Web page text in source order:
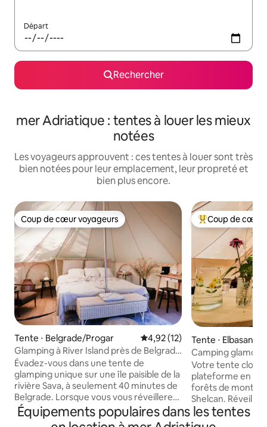
Départ
Rechercher
mer Adriatique : tentes à louer les mieux
notées
Les voyageurs approuvent : ces tentes à louer sont très
bien notées pour leur emplacement, leur propreté et
bien plus encore.
Coup de cœur voyageurs
Coup de cœur voyageurs
Tente ⋅ Belgrade/Progar Évaluation moyenne sur la
4,92 (12)
Glamping à River Island près de Belgrade
| Escapade unique
Évadez-vous dans une tente de
glamping unique sur une île paisible de la
rivière Sava, à seulement 40 minutes de
Belgrade. Lorsque vous vous réveillerez
dans un intérieur bohème avec vue sur
votre propre petite plage, que vous
Coups de cœur
Coup de cœur
Tente ⋅ Elbasan
Camping
dans les
Votre tente
plateforme en
forêts de
Shelcan.
oiseaux, dormez
parcourez des
Équipements populaires dans les tentes